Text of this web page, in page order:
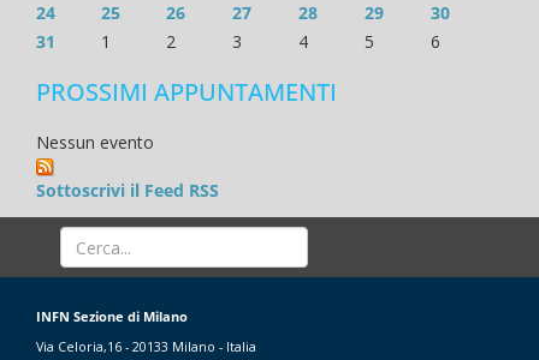
24
25 26 27 28 29
30
31
1 2 3 4 5 6
PROSSIMI APPUNTAMENTI
Nessun evento
Sottoscrivi il Feed RSS
INFN Sezione di Milano
Via Celoria,16 - 20133 Milano - Italia